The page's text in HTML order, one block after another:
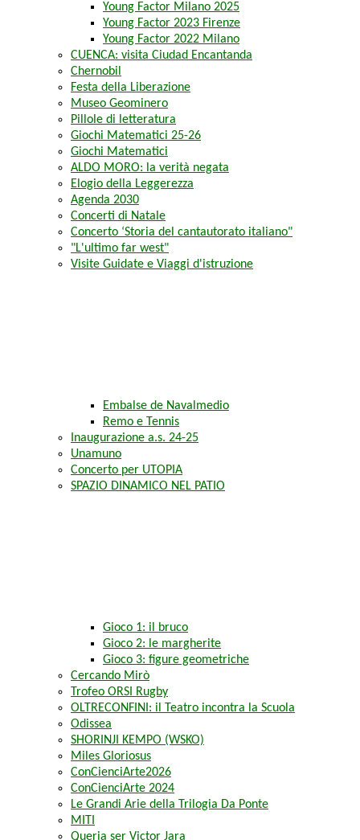
Young Factor Milano 2025
Young Factor 2023 Firenze
Young Factor 2022 Milano
CUENCA: visita Ciudad Encantanda
Chernobil
Festa della Liberazione
Museo Geominero
Pillole di letteratura
Giochi Matematici 25-26
Giochi Matematici
ALDO MORO: la verità negata
Elogio della Leggerezza
Agenda 2030
Concerti di Natale
Concerto ‘Storia del cantautorato italiano"
"L'ultimo far west"
Visite Guidate e Viaggi d'istruzione
Embalse de Navalmedio
Remo e Tennis
Inaugurazione a.s. 24-25
Unamuno
Concerto per UTOPIA
SPAZIO DINAMICO NEL PATIO
Gioco 1: il bruco
Gioco 2: le margherite
Gioco 3: figure geometriche
Cercando Mirò
Trofeo ORSI Rugby
OLTRECONFINI: il Teatro incontra la Scuola
Odissea
SHORINJI KEMPO (WSKO)
Miles Gloriosus
ConCienciArte2026
ConCienciArte 2024
Le Grandi Arie della Trilogia Da Ponte
MITI
Queria ser Victor Jara